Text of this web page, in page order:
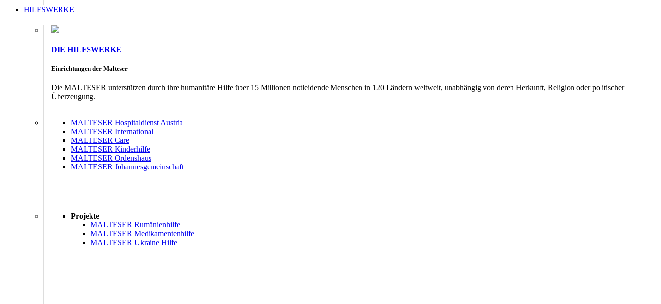
HILFSWERKE
DIE HILFSWERKE
Einrichtungen der Malteser
Die MALTESER unterstützen durch ihre humanitäre Hilfe über 15 Millionen notleidende Menschen in 120 Ländern weltweit, unabhängig von deren Herkunft, Religion oder politischer
Überzeugung.
MALTESER Hospitaldienst Austria
MALTESER International
MALTESER Care
MALTESER Kinderhilfe
MALTESER Ordenshaus
MALTESER Johannesgemeinschaft
Projekte
MALTESER Rumänienhilfe
MALTESER Medikamentenhilfe
MALTESER Ukraine Hilfe